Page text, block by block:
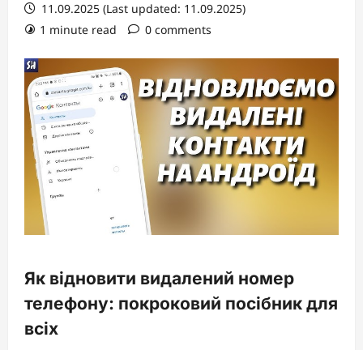
11.09.2025 (Last updated: 11.09.2025)
1 minute read
0 comments
Як відновити видалений номер
телефону: покроковий посібник для
всіх